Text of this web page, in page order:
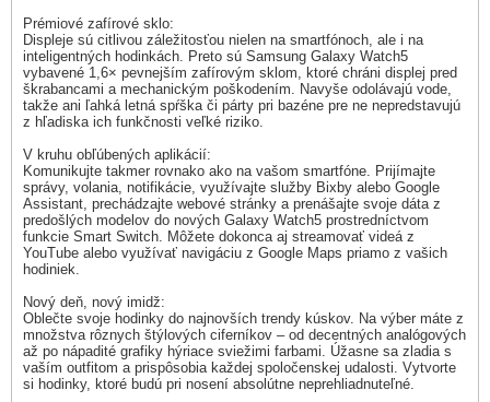
Prémiové zafírové sklo:
Displeje sú citlivou záležitosťou nielen na smartfónoch, ale i na
inteligentných hodinkách. Preto sú Samsung Galaxy Watch5
vybavené 1,6× pevnejším zafírovým sklom, ktoré chráni displej pred
škrabancami a mechanickým poškodením. Navyše odolávajú vode,
takže ani ľahká letná spŕška či párty pri bazéne pre ne nepredstavujú
z hľadiska ich funkčnosti veľké riziko.
V kruhu obľúbených aplikácií:
Komunikujte takmer rovnako ako na vašom smartfóne. Prijímajte
správy, volania, notifikácie, využívajte služby Bixby alebo Google
Assistant, prechádzajte webové stránky a prenášajte svoje dáta z
predošlých modelov do nových Galaxy Watch5 prostredníctvom
funkcie Smart Switch. Môžete dokonca aj streamovať videá z
YouTube alebo využívať navigáciu z Google Maps priamo z vašich
hodiniek.
Nový deň, nový imidž:
Oblečte svoje hodinky do najnovších trendy kúskov. Na výber máte z
množstva rôznych štýlových ciferníkov – od decentných analógových
až po nápadité grafiky hýriace sviežimi farbami. Úžasne sa zladia s
vaším outfitom a prispôsobia každej spoločenskej udalosti. Vytvorte
si hodinky, ktoré budú pri nosení absolútne neprehliadnuteľné.